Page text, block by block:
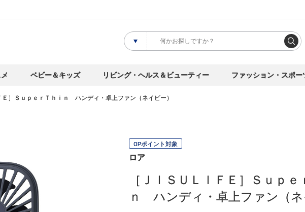
ベビー＆キッズ リビング・ヘルス＆ビューティー ファッション・スポー
Ｅ］ＳｕｐｅｒＴｈｉｎ ハンディ・卓上ファン（ネイビー）
OPポイント対象
ロア
［ＪＩＳＵＬＩＦＥ］Ｓｕｐｅ
ｎ ハンディ・卓上ファン（ネ